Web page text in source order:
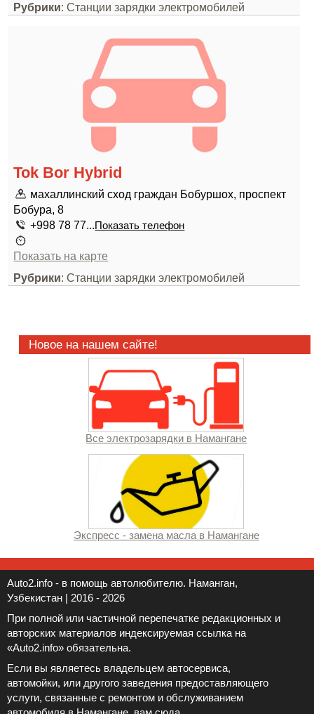
Рубрики: Станции зарядки электромобилей
Tok Bor Hybrid
махаллинский сход граждан Бобуршох, проспект
Бобура, 8
+998 78 77...Показать телефон
Показать на карте
Рубрики: Станции зарядки электромобилей
Новое на нашем сайте!
Все электрозарядки в Намангане
Экспресс - замена масла в Намангане
Auto2.info - в помощь автолюбителю. Наманган,
Узбекистан | 2016 - 2026
При полной или частичной перепечатке редакционных и
авторских материалов индексируемая ссылка на
«Auto2.info» обязательна.
Если вы являетесь владельцем автосервиса,
автомойки, или другого заведения предоставляющего
услуги, связанные с ремонтом и обслуживанием